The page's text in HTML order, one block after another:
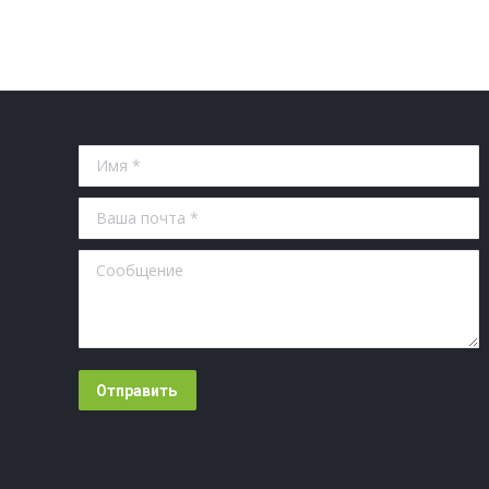
Имя *
Ваша почта *
Сообщение
Отправить